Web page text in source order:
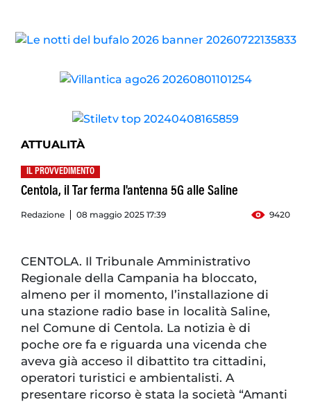
ATTUALITÀ
IL PROVVEDIMENTO
Centola, il Tar ferma l'antenna 5G alle Saline
Redazione 08 maggio 2025 17:39 9420
CENTOLA. Il Tribunale Amministrativo
Regionale della Campania ha bloccato,
almeno per il momento, l’installazione di
una stazione radio base in località Saline,
nel Comune di Centola. La notizia è di
poche ore fa e riguarda una vicenda che
aveva già acceso il dibattito tra cittadini,
operatori turistici e ambientalisti. A
presentare ricorso è stata la società “Amanti